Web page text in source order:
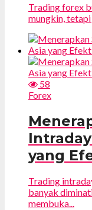
Trading forex
mungkin, tetapi
58
Forex
yang
Trading
banyak
membuka...